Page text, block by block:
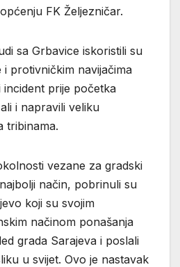
FK Željezničar.
sa Grbavice iskoristili su
protivničkim navijačima
prije početka
i napravili veliku
tribinama.
vezane za gradski
način, pobrinuli su
koji su svojim
načinom ponašanja
grada Sarajeva i poslali
u svijet. Ovo je nastavak